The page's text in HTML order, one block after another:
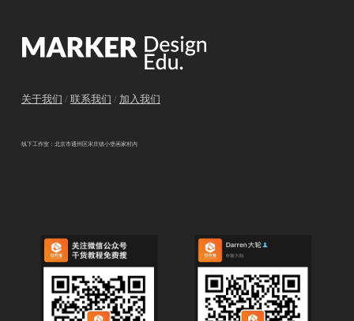
关于我们 / 联系我们 / 加入我们
线下工作室：北京市通州区宋庄镇小堡画家村内